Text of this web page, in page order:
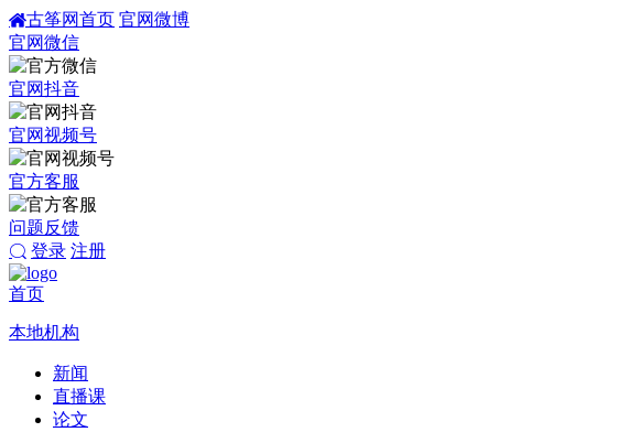
古筝网首页 官网微博
官网微信
官网抖音
官网视频号
官方客服
问题反馈
登录 注册
首页
本地机构
新闻
直播课
论文